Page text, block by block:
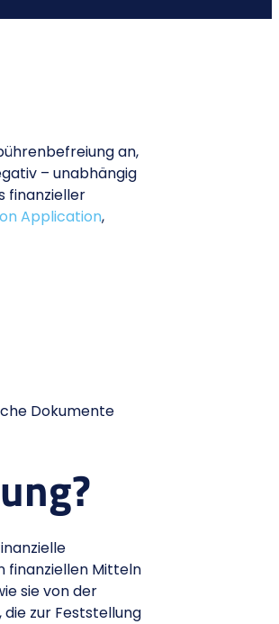
an,
– unabhängig
finanzieller
Application,
Dokumente
finanziellen Mitteln
sie von der
zur Feststellung